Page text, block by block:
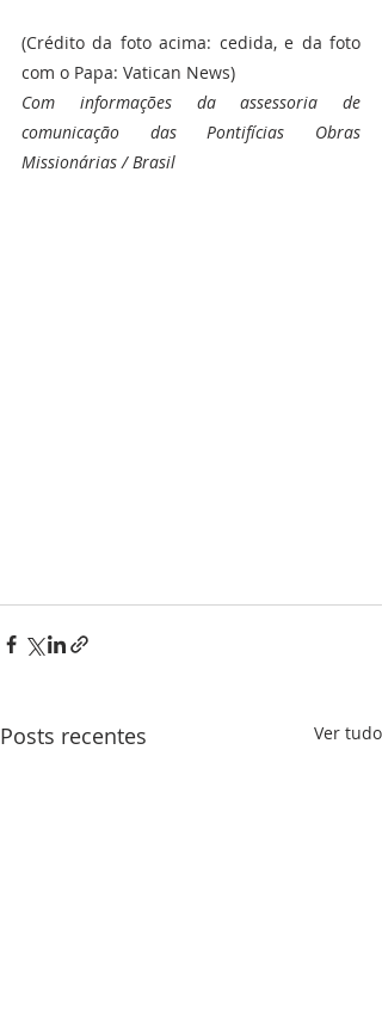
(Crédito da foto acima: cedida, e da foto
com o Papa: Vatican News)
Com informações da assessoria de
comunicação das Pontifícias Obras
Missionárias / Brasil
Posts recentes Ver tudo